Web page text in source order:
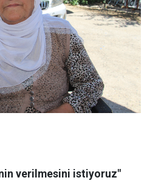
verilmesini istiyoruz"